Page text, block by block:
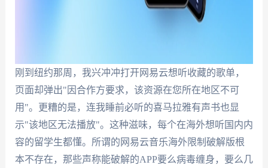
刚到纽约那周，我兴冲冲打开网易云想听收藏的歌单，
页面却弹出"因合作方要求，该资源在您所在地区不可
用"。更糟的是，连我睡前必听的喜马拉雅有声书也显
示"该地区无法播放"。这种滋味，每个在海外想听国内内
容的留学生都懂。所谓的网易云音乐海外限制破解版根
本不存在，那些声称能破解的APP要么病毒缠身，要么几